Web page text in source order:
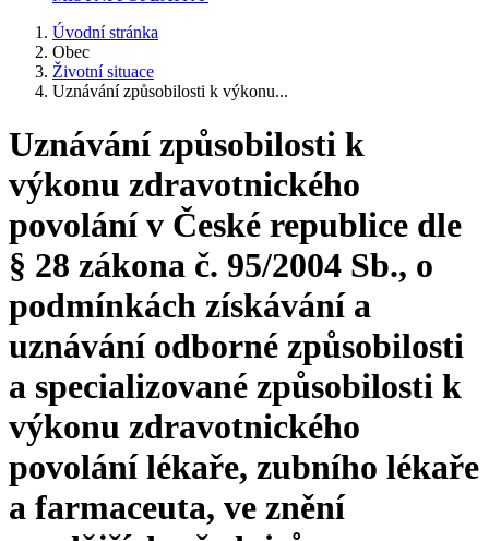
Úvodní stránka
Obec
Životní situace
Uznávání způsobilosti k výkonu...
Uznávání způsobilosti k
výkonu zdravotnického
povolání v České republice dle
§ 28 zákona č. 95/2004 Sb., o
podmínkách získávání a
uznávání odborné způsobilosti
a specializované způsobilosti k
výkonu zdravotnického
povolání lékaře, zubního lékaře
a farmaceuta, ve znění